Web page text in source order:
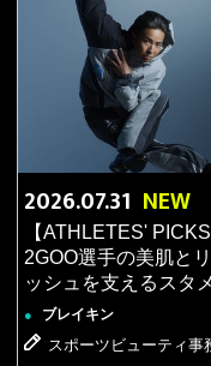
【記事更新】「堅
ナ姫路 伊藤麻緒選
2026.07.17 ● ブレイ
【記事更新】REN
【ATHLETES'
2026.07.13 ● ゴルフ
【ゴルフ試合結果
ざいます！
2026.07.08
【記事更新】吉田優
2026.07.31 NEW
【ATHLETES' PICKS
2GOO選手の美肌と
ッシュを支えるスタ
アイテム
● ブレイキン
スポーツビューティ事